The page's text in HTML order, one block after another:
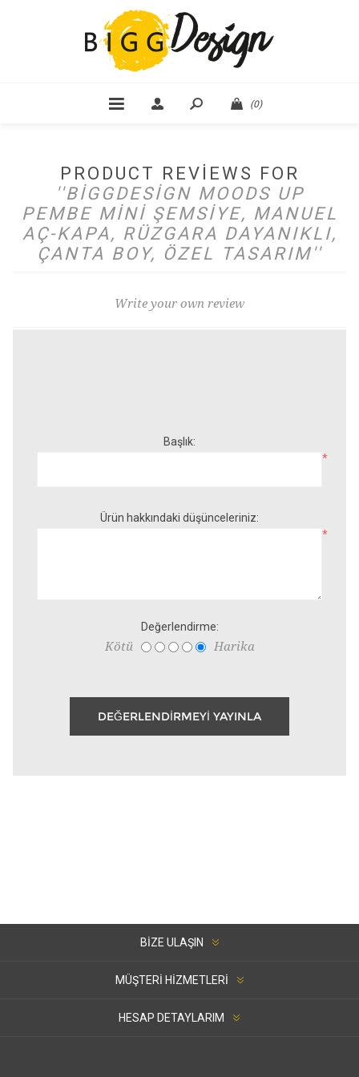
(0)
PRODUCT REVIEWS FOR
BIGGDESIGN MOODS UP
PEMBE MINI ŞEMSIYE, MANUEL
AÇ-KAPA, RÜZGARA DAYANIKLI,
ÇANTA BOY, ÖZEL TASARIM
Write your own review
Başlık:
*
Ürün hakkındaki düşünceleriniz:
*
Değerlendirme:
Kötü Harika
BIZE ULAŞIN
MÜŞTERI HIZMETLERI
HESAP DETAYLARIM